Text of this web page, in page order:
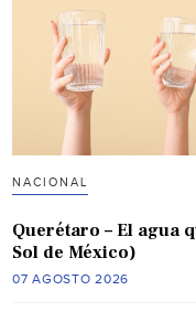
NACIONAL
Querétaro – El agua
Sol de México)
07 AGOSTO 2026